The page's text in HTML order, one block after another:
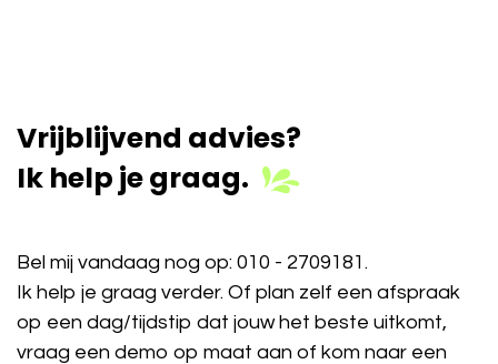
Vrijblijvend advies?
Ik help je graag.
Bel mij vandaag nog op: 010 - 2709181 .
Ik help je graag verder. Of plan zelf een afspraak
op een dag/tijdstip dat jouw het beste uitkomt,
vraag een demo op maat aan of kom naar een